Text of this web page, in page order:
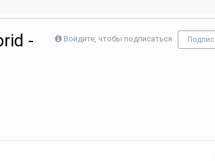
Войдите, чтобы подписаться
-